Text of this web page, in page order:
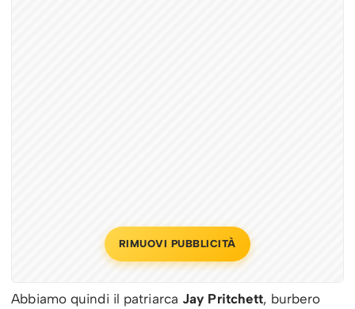
RIMUOVI PUBBLICITÀ
Abbiamo quindi il patriarca Jay Pritchett, burbero